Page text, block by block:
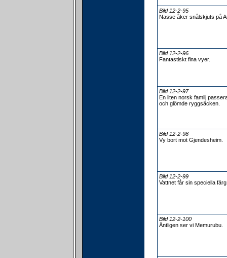
Bild 12-2-95
Nasse åker snålskjuts på
Bild 12-2-96
Fantastiskt fina vyer.
Bild 12-2-97
En liten norsk familj
och glömde ryggsäcken.
Bild 12-2-98
Vy bort mot Gjendesheim.
Bild 12-2-99
Vattnet får sin speciella
Bild 12-2-100
Äntligen ser vi Memurubu.